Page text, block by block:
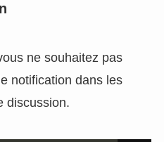
ne souhaitez pas
notification dans les
discussion.